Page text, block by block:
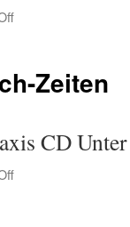
waren-
noch-Zeiten
CD